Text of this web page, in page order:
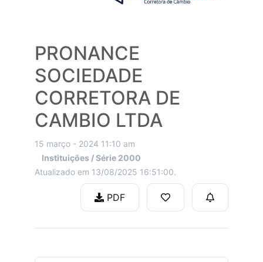
PRONANCE
SOCIEDADE
CORRETORA DE
CAMBIO LTDA
15 março - 2024 11:10 am
Instituições / Série 2000
Atualizado em 13/08/2025 16:51:00.
PDF